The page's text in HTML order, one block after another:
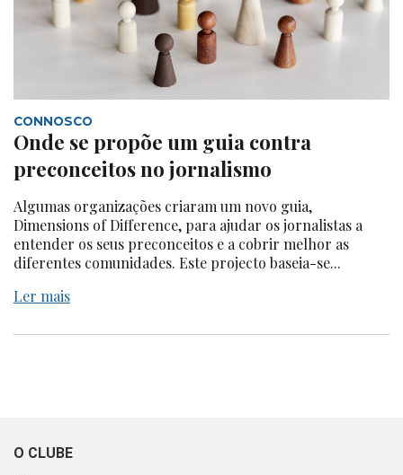
CONNOSCO
Onde se propõe um guia contra
preconceitos no jornalismo
Algumas organizações criaram um novo guia,
Dimensions of Difference, para ajudar os jornalistas a
entender os seus preconceitos e a cobrir melhor as
diferentes comunidades. Este projecto baseia-se...
Ler mais
O CLUBE